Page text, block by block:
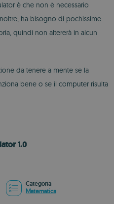
è che non è necessario
ha bisogno di pochissime
quindi non altererà in alcun
da tenere a mente se la
bene o se il computer risulta
1.0
Categoria
Matematica